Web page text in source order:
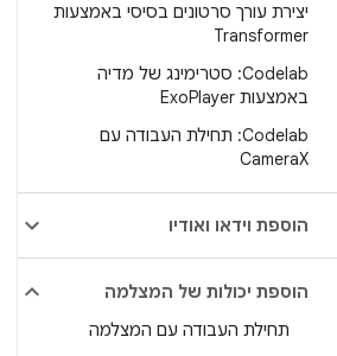
יצירת עורך סרטונים בסיסי באמצעות
Transformer
Codelab: סטרימינג של מדיה
באמצעות Exo Player
Codelab: תחילת העבודה עם
CameraX
הוספת וידאו ואודיו
הוספת יכולות של המצלמה
תחילת העבודה עם המצלמה